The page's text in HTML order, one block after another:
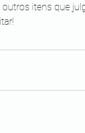
outros itens que